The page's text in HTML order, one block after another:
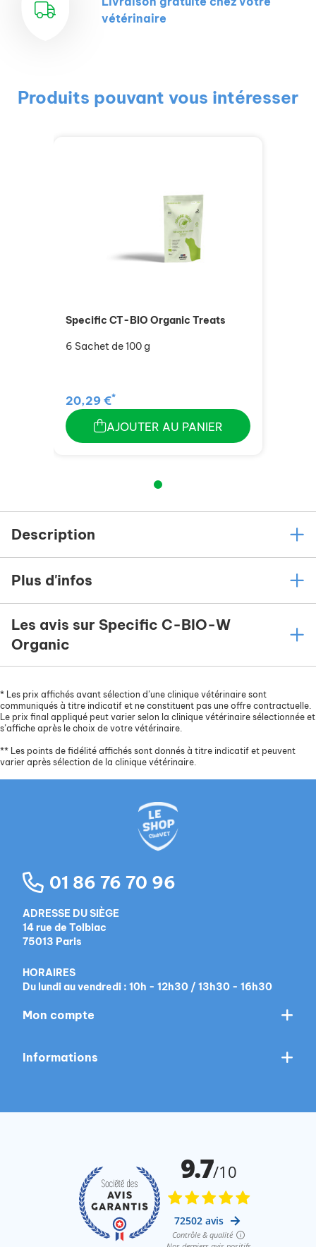
vétérinaire
Produits pouvant vous intéresser
Specific CT-BIO Organic Treats
6 Sachet de 100 g
20,29 €*
AJOUTER AU PANIER
Description
Plus d'infos
Les avis sur Specific C-BIO-W
Organic
* Les prix affichés avant sélection d’une clinique vétérinaire sont
communiqués à titre indicatif et ne constituent pas une offre contractuelle.
Le prix final appliqué peut varier selon la clinique vétérinaire sélectionnée et
s’affiche après le choix de votre vétérinaire.
** Les points de fidélité affichés sont donnés à titre indicatif et peuvent
varier après sélection de la clinique vétérinaire.
01 86 76 70 96
ADRESSE DU SIÈGE
14 rue de Tolbiac
75013 Paris
HORAIRES
Du lundi au vendredi : 10h - 12h30 / 13h30 - 16h30
Mon compte
Informations